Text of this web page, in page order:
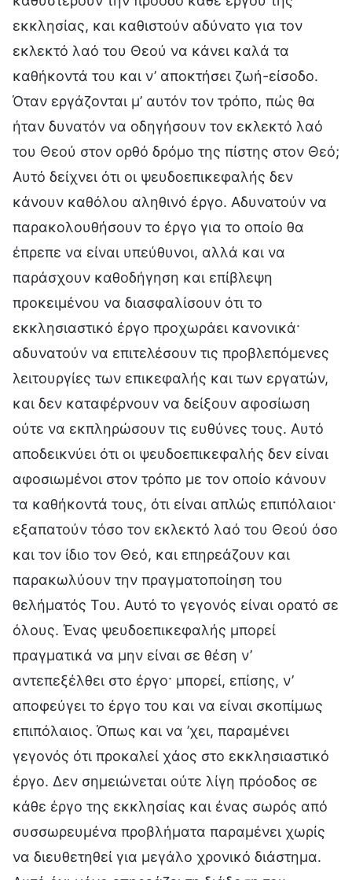
εκκλησίας, και καθιστούν αδύνατο για τον
εκλεκτό λαό του Θεού να κάνει καλά τα
καθήκοντά του και ν’ αποκτήσει ζωή-είσοδο.
Όταν εργάζονται μ’ αυτόν τον τρόπο, πώς θα
ήταν δυνατόν να οδηγήσουν τον εκλεκτό λαό
του Θεού στον ορθό δρόμο της πίστης στον Θεό;
Αυτό δείχνει ότι οι ψευδοεπικεφαλής δεν
κάνουν καθόλου αληθινό έργο. Αδυνατούν να
παρακολουθήσουν το έργο για το οποίο θα
έπρεπε να είναι υπεύθυνοι, αλλά και να
παράσχουν καθοδήγηση και επίβλεψη
προκειμένου να διασφαλίσουν ότι το
εκκλησιαστικό έργο προχωράει κανονικά·
αδυνατούν να επιτελέσουν τις προβλεπόμενες
λειτουργίες των επικεφαλής και των εργατών,
και δεν καταφέρνουν να δείξουν αφοσίωση
ούτε να εκπληρώσουν τις ευθύνες τους. Αυτό
αποδεικνύει ότι οι ψευδοεπικεφαλής δεν είναι
αφοσιωμένοι στον τρόπο με τον οποίο κάνουν
τα καθήκοντά τους, ότι είναι απλώς επιπόλαιοι·
εξαπατούν τόσο τον εκλεκτό λαό του Θεού όσο
και τον ίδιο τον Θεό, και επηρεάζουν και
παρακωλύουν την πραγματοποίηση του
θελήματός Του. Αυτό το γεγονός είναι ορατό σε
όλους. Ένας ψευδοεπικεφαλής μπορεί
πραγματικά να μην είναι σε θέση ν’
αντεπεξέλθει στο έργο· μπορεί, επίσης, ν’
αποφεύγει το έργο του και να είναι σκοπίμως
επιπόλαιος. Όπως και να ’χει, παραμένει
γεγονός ότι προκαλεί χάος στο εκκλησιαστικό
έργο. Δεν σημειώνεται ούτε λίγη πρόοδος σε
κάθε έργο της εκκλησίας και ένας σωρός από
συσσωρευμένα προβλήματα παραμένει χωρίς
να διευθετηθεί για μεγάλο χρονικό διάστημα.